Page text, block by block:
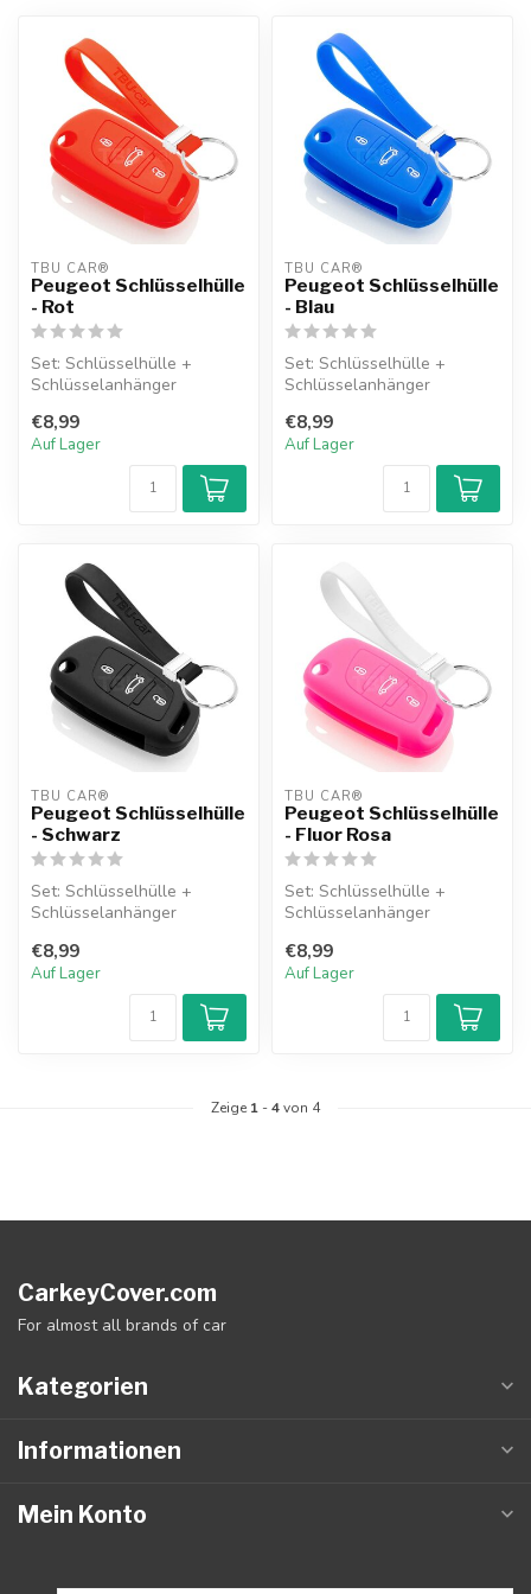
TBU CAR®
Peugeot Schlüsselhülle
- Rot
Set: Schlüsselhülle +
Schlüsselanhänger
€8,99
Auf Lager
TBU CAR®
Peugeot Schlüsselhülle
- Blau
Set: Schlüsselhülle +
Schlüsselanhänger
€8,99
Auf Lager
TBU CAR®
Peugeot Schlüsselhülle
- Schwarz
Set: Schlüsselhülle +
Schlüsselanhänger
€8,99
Auf Lager
TBU CAR®
Peugeot Schlüsselhülle
- Fluor Rosa
Set: Schlüsselhülle +
Schlüsselanhänger
€8,99
Auf Lager
Zeige 1 -4von 4
CarkeyCover.com
For almost all brands of car
Kategorien
Informationen
Mein Konto